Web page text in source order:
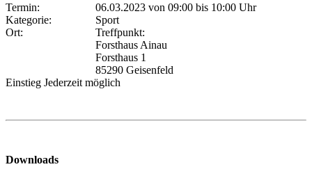
Termin: 06.03.2023 von 09:00 bis 10:00 Uhr
Kategorie:
Sport
Ort:
Treffpunkt:
Forsthaus Ainau
Forsthaus 1
85290 Geisenfeld
Einstieg Jederzeit möglich
Downloads